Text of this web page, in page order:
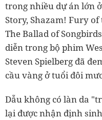
trong nhiều dự án lớn
Story, Shazam! Fury of
The Ballad of
diễn trong bộ phim
Steven Spielberg đã
cầu vàng ở tuổi đôi
Dẫu không có làn da
lại được nhận định